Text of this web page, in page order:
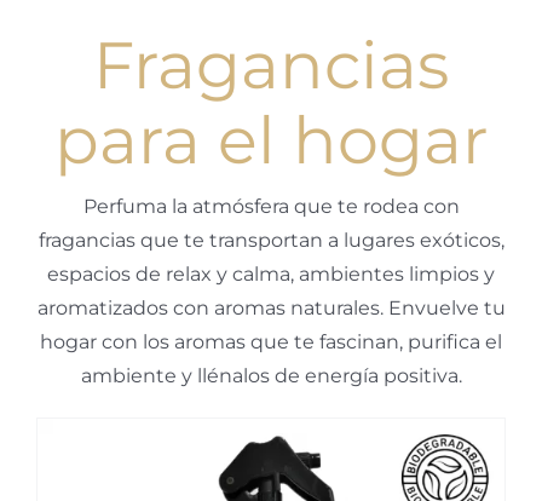
Sobre nosotros
Contacto
Fragancias
para el hogar
Perfuma la atmósfera que te rodea con
fragancias que te transportan a lugares exóticos,
espacios de relax y calma, ambientes limpios y
aromatizados con aromas naturales. Envuelve tu
hogar con los aromas que te fascinan, purifica el
ambiente y llénalos de energía positiva.